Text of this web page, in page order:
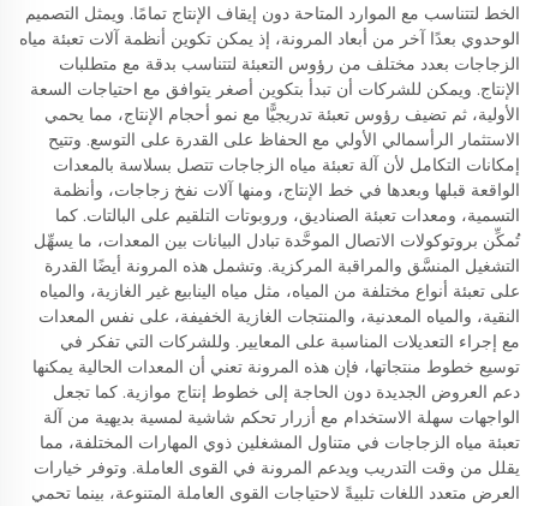
الخط لتتناسب مع الموارد المتاحة دون إيقاف الإنتاج تمامًا. ويمثل التصميم
الوحدوي بعدًا آخر من أبعاد المرونة، إذ يمكن تكوين أنظمة آلات تعبئة مياه
الزجاجات بعدد مختلف من رؤوس التعبئة لتتناسب بدقة مع متطلبات
الإنتاج. ويمكن للشركات أن تبدأ بتكوين أصغر يتوافق مع احتياجات السعة
الأولية، ثم تضيف رؤوس تعبئة تدريجيًّا مع نمو أحجام الإنتاج، مما يحمي
الاستثمار الرأسمالي الأولي مع الحفاظ على القدرة على التوسع. وتتيح
إمكانات التكامل لأن آلة تعبئة مياه الزجاجات تتصل بسلاسة بالمعدات
الواقعة قبلها وبعدها في خط الإنتاج، ومنها آلات نفخ زجاجات، وأنظمة
التسمية، ومعدات تعبئة الصناديق، وروبوتات التلقيم على البالتات. كما
تُمكِّن بروتوكولات الاتصال الموحَّدة تبادل البيانات بين المعدات، ما يسهِّل
التشغيل المنسَّق والمراقبة المركزية. وتشمل هذه المرونة أيضًا القدرة
على تعبئة أنواع مختلفة من المياه، مثل مياه الينابيع غير الغازية، والمياه
النقية، والمياه المعدنية، والمنتجات الغازية الخفيفة، على نفس المعدات
مع إجراء التعديلات المناسبة على المعايير. وللشركات التي تفكر في
توسيع خطوط منتجاتها، فإن هذه المرونة تعني أن المعدات الحالية يمكنها
دعم العروض الجديدة دون الحاجة إلى خطوط إنتاج موازية. كما تجعل
الواجهات سهلة الاستخدام مع أزرار تحكم شاشية لمسية بديهية من آلة
تعبئة مياه الزجاجات في متناول المشغلين ذوي المهارات المختلفة، مما
يقلل من وقت التدريب ويدعم المرونة في القوى العاملة. وتوفر خيارات
العرض متعدد اللغات تلبيةً لاحتياجات القوى العاملة المتنوعة، بينما تحمي